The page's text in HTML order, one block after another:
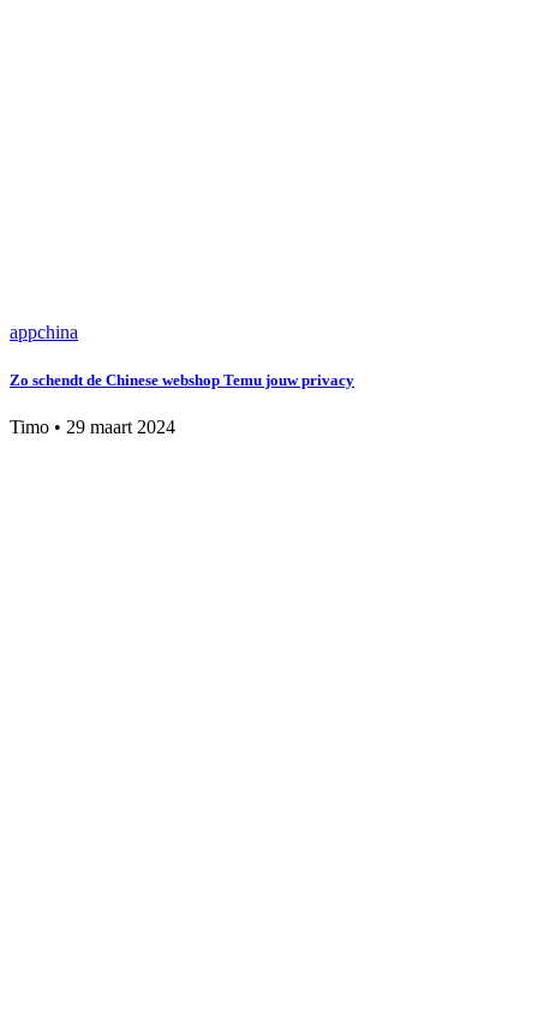
appchina
Zo schendt de Chinese webshop Temu jouw privacy
Timo • 29 maart 2024